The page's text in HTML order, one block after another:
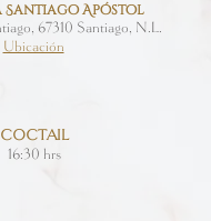
Santiago Apóstol
67310 Santiago, N.L.
Ubicación
COCTAIL
16:30 hrs